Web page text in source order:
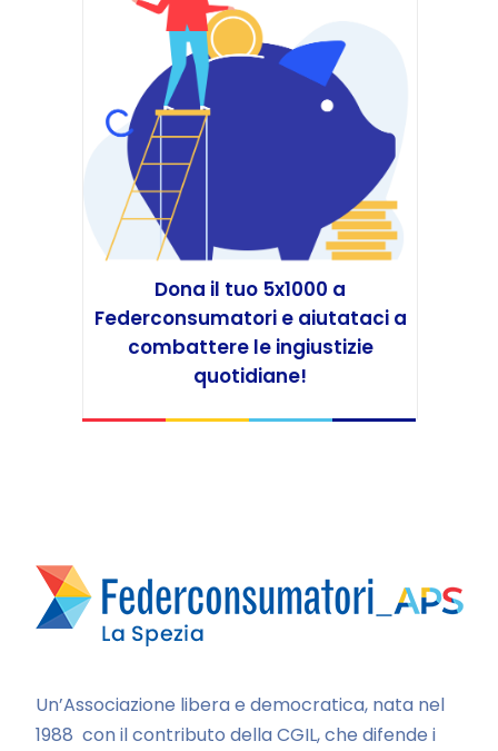
Dona il tuo 5x1000 a
Federconsumatori e aiutataci a
combattere le ingiustizie
quotidiane!
Un’Associazione libera e democratica, nata nel
1988 con il contributo della CGIL, che difende i